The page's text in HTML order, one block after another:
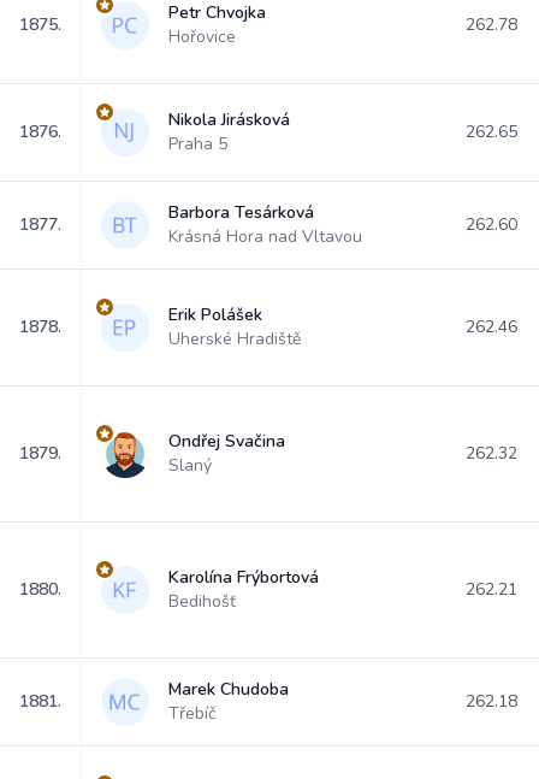
1875.
Petr Chvojka
Hořovice
262.78
1876.
Nikola Jirásková
Praha 5
262.65
1877.
Barbora Tesárková
Krásná Hora nad Vltavou
262.60
1878.
Erik Polášek
Uherské Hradiště
262.46
1879.
Ondřej Svačina
Slaný
262.32
1880.
Karolína Frýbortová
Bedihošť
262.21
1881.
Marek Chudoba
Třebíč
262.18